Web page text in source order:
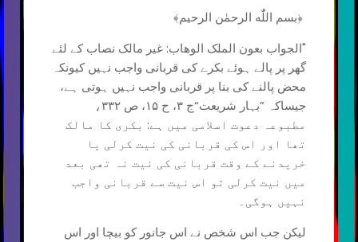
﴿بسم اللّٰه الرحمٰن الرحیم﴾
"الجواب بعون الملک الوھاب: غیر مالک نصاب کے لئے
گھر پر پالے ہوئے بکرے کی قربانی واجب نہیں کیونکہ
محض پالنے کی بنا پر قربانی واجب نہیں ہوتی ہے،
جیساکہ ”بہار شریعت“ج ۳، ح ۱۵، ص ۳۳۲،
مطبوعہ دعوت اسلامی میں ہے: بکری کا مالک
تھا اور اس کی قربانی کی نیت کرلی یا
خریدنے کے وقت قربانی کی نیت نہ تھی بعد
میں نیت کرلی تو اس نیت سے قربانی واجب
نہیں ہوگی۔
لیکن جب اس شخص نے اس جانور کو بیچا اور اس